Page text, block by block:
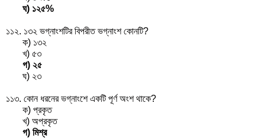
ঘ) ১২৫%
১১২. ১৩২ ভগ্নাংশটির বিপরীত ভগ্নাংশ কোনটি?
ক) ১৩২
খ) ৫৩
গ) ২৫
ঘ) ২৩
১১৩. কোন ধরনের ভগ্নাংশে একটি পূর্ণ অংশ থাকে?
ক) প্রকৃত
খ) অপ্রকৃত
গ) মিশ্র